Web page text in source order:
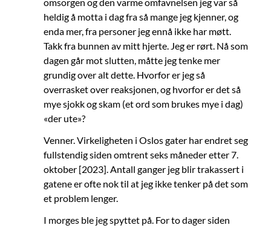
heldig å motta i dag fra så mange jeg kjenner, og
enda mer, fra personer jeg ennå ikke har møtt.
Takk fra bunnen av mitt hjerte. Jeg er rørt. Nå som
dagen går mot slutten, måtte jeg tenke mer
grundig over alt dette. Hvorfor er jeg så
overrasket over reaksjonen, og hvorfor er det så
mye sjokk og skam (et ord som brukes mye i dag)
«der ute»?
Venner. Virkeligheten i Oslos gater har endret seg
fullstendig siden omtrent seks måneder etter 7.
oktober [2023]. Antall ganger jeg blir trakassert i
gatene er ofte nok til at jeg ikke tenker på det som
et problem lenger.
I morges ble jeg spyttet på. For to dager siden